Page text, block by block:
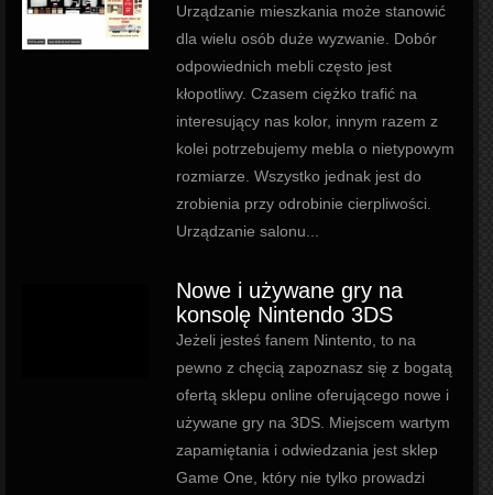
Urządzanie mieszkania może stanowić
dla wielu osób duże wyzwanie. Dobór
odpowiednich mebli często jest
kłopotliwy. Czasem ciężko trafić na
interesujący nas kolor, innym razem z
kolei potrzebujemy mebla o nietypowym
rozmiarze. Wszystko jednak jest do
zrobienia przy odrobinie cierpliwości.
Urządzanie salonu...
Nowe i używane gry na
konsolę Nintendo 3DS
Jeżeli jesteś fanem Nintento, to na
pewno z chęcią zapoznasz się z bogatą
ofertą sklepu online oferującego nowe i
używane gry na 3DS. Miejscem wartym
zapamiętania i odwiedzania jest sklep
Game One, który nie tylko prowadzi